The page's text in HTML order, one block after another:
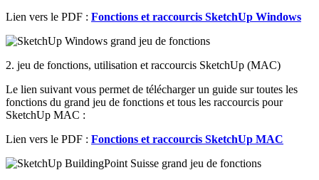
Lien vers le PDF : Fonctions et raccourcis SketchUp Windows
2. jeu de fonctions, utilisation et raccourcis SketchUp (MAC)
Le lien suivant vous permet de télécharger un guide sur toutes les
fonctions du grand jeu de fonctions et tous les raccourcis pour
SketchUp MAC :
Lien vers le PDF : Fonctions et raccourcis SketchUp MAC